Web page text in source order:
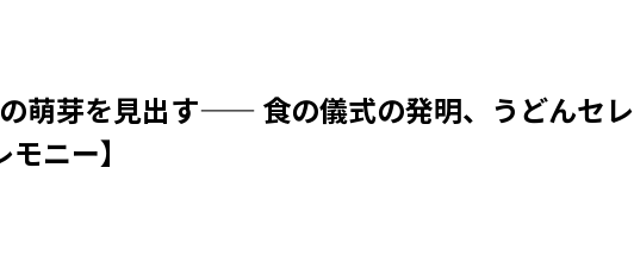
萌芽を見出す—— 食の儀式の発明、うどんセ
ニー】